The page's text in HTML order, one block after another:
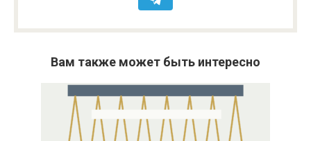
Вам также может быть интересно